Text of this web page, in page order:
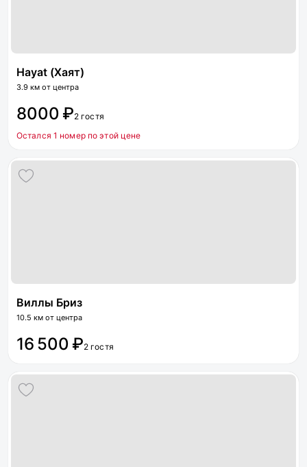
Hayat (Хаят)
3.9 км от центра
8000 ₽2 гостя
Остался 1 номер по этой цене
Виллы Бриз
10.5 км от центра
16 500 ₽2 гостя